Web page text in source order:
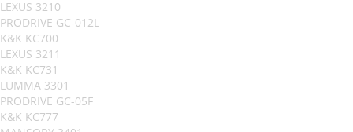
LEXUS 3210
PRODRIVE GC-012L
K&K KC700
LEXUS 3211
K&K KC731
LUMMA 3301
PRODRIVE GC-05F
K&K KC777